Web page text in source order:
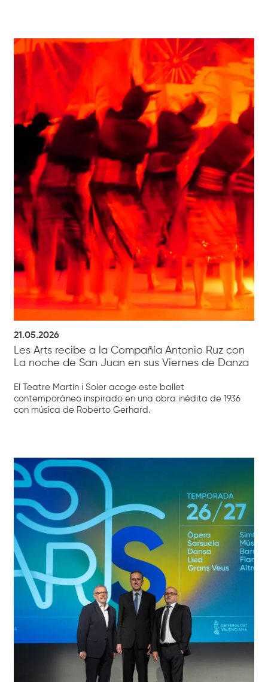
21.05.2026
Les Arts recibe a la Compañía Antonio Ruz con
La noche de San Juan en sus Viernes de Danza
El Teatre Martín i Soler acoge este ballet
contemporáneo inspirado en una obra inédita de 1936
con música de Roberto Gerhard.